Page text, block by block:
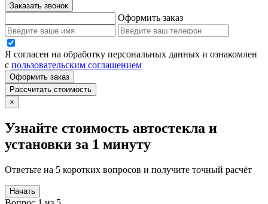
Заказать звонок
Оформить заказ
Я согласен на обработку персональных данных и ознакомлен
с пользовательским соглашением
Оформить заказ
Рассчитать стоимость
×
Узнайте стоимость автостекла и
установки за 1 минуту
Ответьте на 5 коротких вопросов и получите точный расчёт
Начать